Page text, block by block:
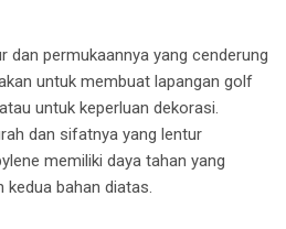
dan permukaannya yang cenderung
untuk membuat lapangan golf
untuk keperluan dekorasi.
dan sifatnya yang lentur
memiliki daya tahan yang
kedua bahan diatas.